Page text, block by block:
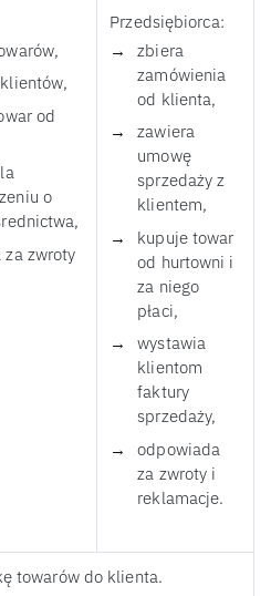
od
o
za zwroty
Przedsiębiorca:
zbiera
zamówienia
od klienta,
zawiera
umowę
sprzedaży z
klientem,
kupuje towar
od hurtowni i
za niego
płaci,
wystawia
klientom
faktury
sprzedaży,
odpowiada
za zwroty i
reklamacje.
towarów do klienta.